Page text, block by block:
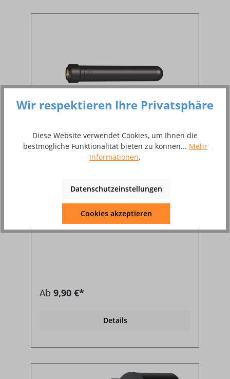
Brennerkappe mittel für Abitig
passend für ABITIG GRIP 150 / 260 W / Little
Ab 9,90 €*
Details
Wir respektieren Ihre Privatsphäre
Diese Website verwendet Cookies, um Ihnen die
bestmögliche Funktionalität bieten zu können... Mehr
Informationen.
Datenschutzeinstellungen
Cookies akzeptieren